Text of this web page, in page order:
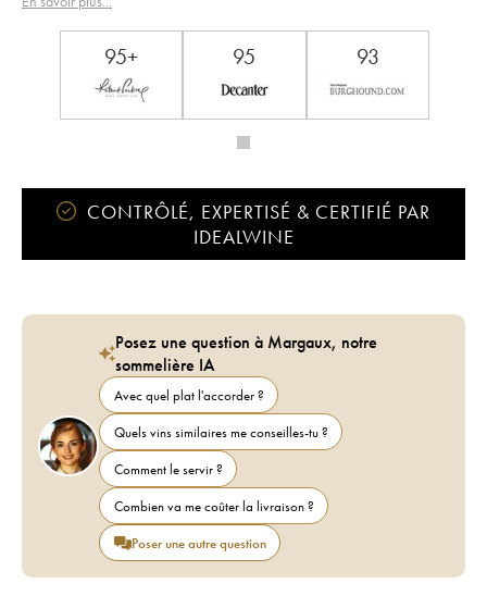
95+ 95 93
CONTRÔLÉ, EXPERTISÉ & CERTIFIÉ PAR
IDEALWINE
Posez une question à Margaux, notre
sommelière IA
Avec quel plat l'accorder ?
Quels vins similaires me conseilles-tu ?
Comment le servir ?
Combien va me coûter la livraison ?
Poser une autre question